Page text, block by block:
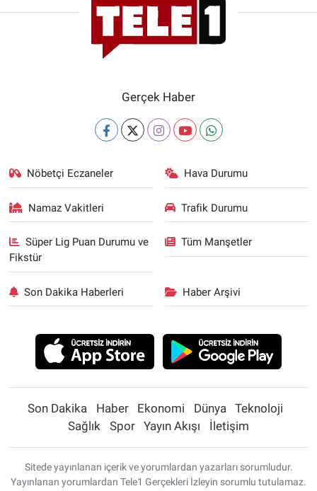
Gerçek Haber
Nöbetçi Eczaneler Hava Durumu
Namaz Vakitleri Trafik Durumu
Süper Lig Puan Durumu ve
Fikstür
Tüm Manşetler
Son Dakika Haberleri Haber Arşivi
Son Dakika Haber Ekonomi Dünya
Teknoloji
Sağlık
Spor Yayın Akışı İletişim
Sitede yayınlanan içerik ve yorumlardan yazarları sorumludur.
Yayınlanan yorumlardan Tele1 Gerçekleri İzleyin sorumlu tutulamaz.